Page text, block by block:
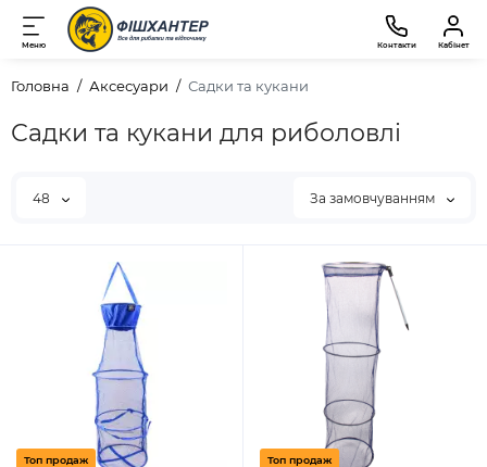
Меню Контакти Кабінет
Головна Аксесуари Садки та кукани
Садки та кукани для риболовлі
48 За замовчуванням
Топ продаж Топ продаж